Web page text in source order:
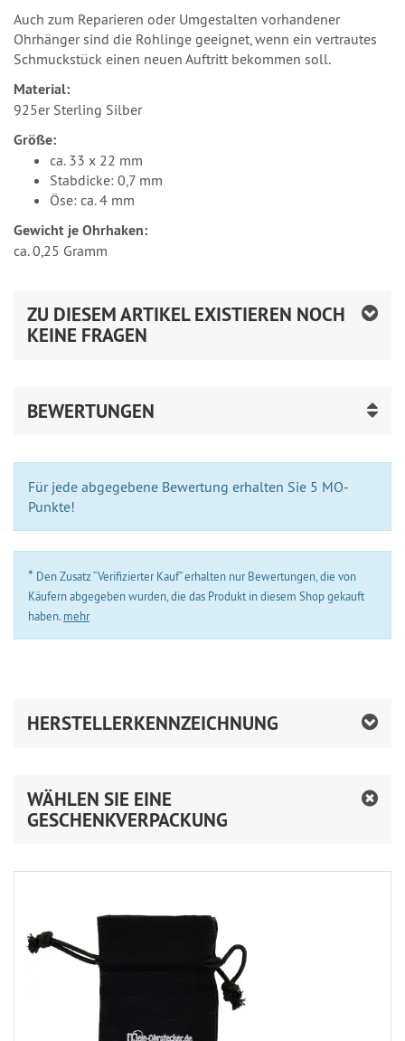
Auch zum Reparieren oder Umgestalten vorhandener
Ohrhänger sind die Rohlinge geeignet, wenn ein vertrautes
Schmuckstück einen neuen Auftritt bekommen soll.
Material:
925er Sterling Silber
Größe:
ca. 33 x 22 mm
Stabdicke: 0,7 mm
Öse: ca. 4 mm
Gewicht je Ohrhaken:
ca. 0,25 Gramm
ZU DIESEM ARTIKEL EXISTIEREN NOCH
KEINE FRAGEN
BEWERTUNGEN
Für jede abgegebene Bewertung erhalten Sie 5 MO-
Punkte!
* Den Zusatz “Verifizierter Kauf” erhalten nur Bewertungen, die von
Käufern abgegeben wurden, die das Produkt in diesem Shop gekauft
haben. mehr
HERSTELLERKENNZEICHNUNG
WÄHLEN SIE EINE
GESCHENKVERPACKUNG